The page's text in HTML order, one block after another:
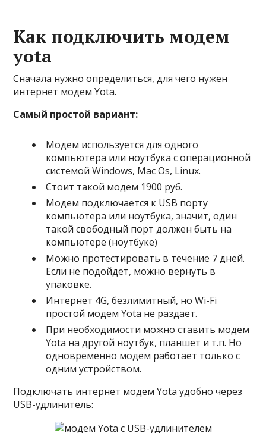
Как подключить модем
yota
Сначала нужно определиться, для чего нужен
интернет модем Yota.
Самый простой вариант:
Модем используется для одного
компьютера или ноутбука с операционной
системой Windows, Mac Os, Linux.
Стоит такой модем 1900 руб.
Модем подключается к USB порту
компьютера или ноутбука, значит, один
такой свободный порт должен быть на
компьютере (ноутбуке)
Можно протестировать в течение 7 дней.
Если не подойдет, можно вернуть в
упаковке.
Интернет 4G, безлимитный, но Wi-Fi
простой модем Yota не раздает.
При необходимости можно ставить модем
Yota на другой ноутбук, планшет и т.п. Но
одновременно модем работает только с
одним устройством.
Подключать интернет модем Yota удобно через
USB-удлинитель: